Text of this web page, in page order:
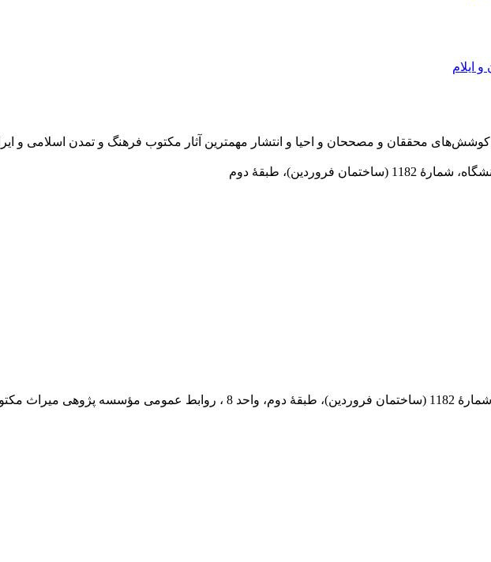
ایلام
در سال 1372 ش به قصد حمایت از كوشش‌های محققان و مصححان و احیا و انتشار مهمترین آثار مكتوب فرهنگ و تمدن
طبقۀ دوم
569-13185